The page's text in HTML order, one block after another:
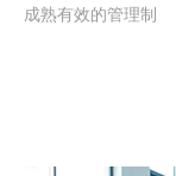
成熟有效的管理制